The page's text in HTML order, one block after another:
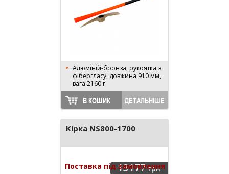
Алюміній-бронза, рукоятка з
фібергласу, довжина 910 мм,
вага 2160 г
В КОШИК ДЕТАЛЬНІШЕ
Кірка NS800-1700
13177грн
Поставка під замовлення